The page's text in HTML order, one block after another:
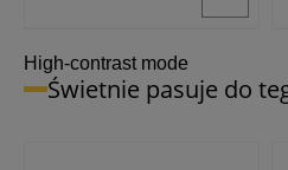
High-contrast mode
Świetnie pasuje do